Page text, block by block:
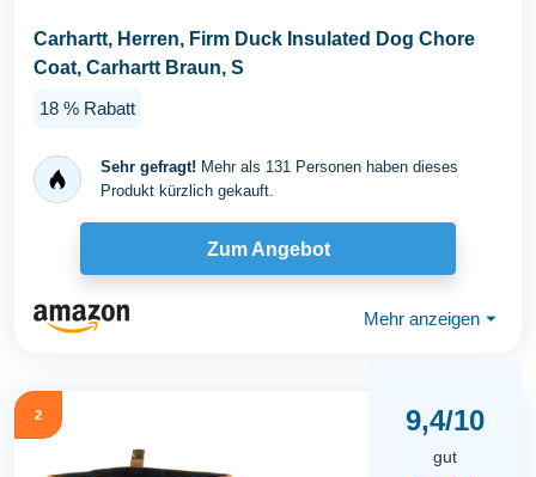
Carhartt, Herren, Firm Duck Insulated Dog Chore
Coat, Carhartt Braun, S
18 % Rabatt
Sehr gefragt! Mehr als 131 Personen haben dieses
Produkt kürzlich gekauft.
Zum Angebot
Mehr anzeigen ⏷
2 9,4/10
gut